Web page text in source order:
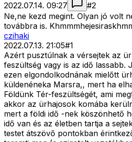
2022.07.14. 09:27
#2
Ne,ne kezd megint. Olyan jó volt
továbbra is.
czihaki
2022.07.13. 21:05#1
Azért pusztúlnak a vérsejtek az
feszültség vagy is az idő lassabb.
ezen elgondolkodnának mielőtt
küldenéneka Marsra,, mert ha
Földünk Tér-feszültségét, ami
akkor az ürhajosok komába
mert a földi idő -nek köszönhető
idő van és az életben tartja a
testet átszövő pontokban